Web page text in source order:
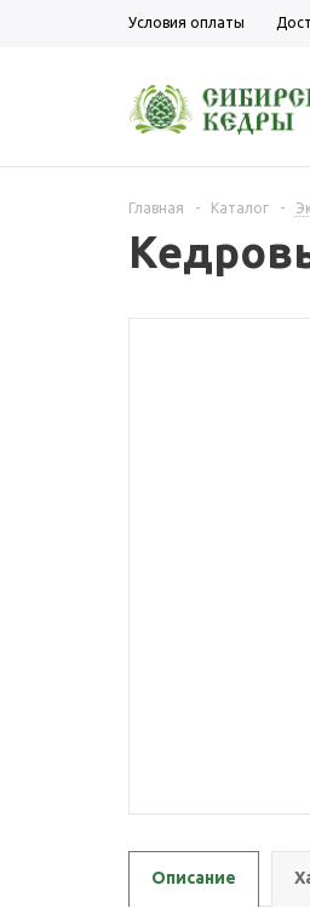
Условия оплаты
Главная - Каталог -
Описание